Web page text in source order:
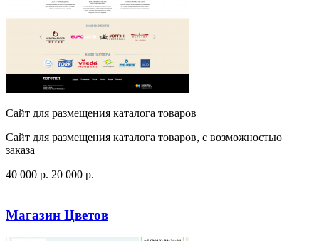
Сайт для размещения каталога товаров
Сайт для размещения каталога товаров, с возможностью
заказа
40 000 p. 20 000 p.
Магазин Цветов